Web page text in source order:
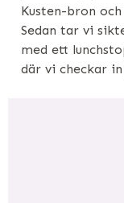
Kusten-bron
Sedan tar vi
med ett
där vi checkar